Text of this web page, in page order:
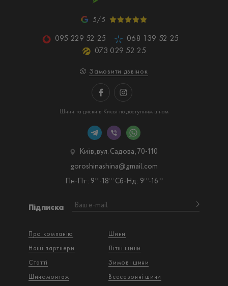
5/5
095 229 52 25
068 139 52 25
073 029 52 25
Замовити дзвінок
Шини та диски в Києві по доступним цінам
Про компанію
Наші партнери
Статті
Шиномонтаж
Шини
Літні шини
Зимові шини
Всесезонні шини
Підписка
Київ, вул. Садова, 70-110
Пн-Пт: 9 00-18 00 Сб-Нд: 9 00-16 00
goroshinashina@gmail.com